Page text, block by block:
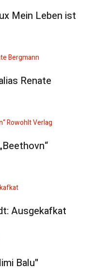
Mein Leben ist
Renate
Ausgekafkat
Balu"